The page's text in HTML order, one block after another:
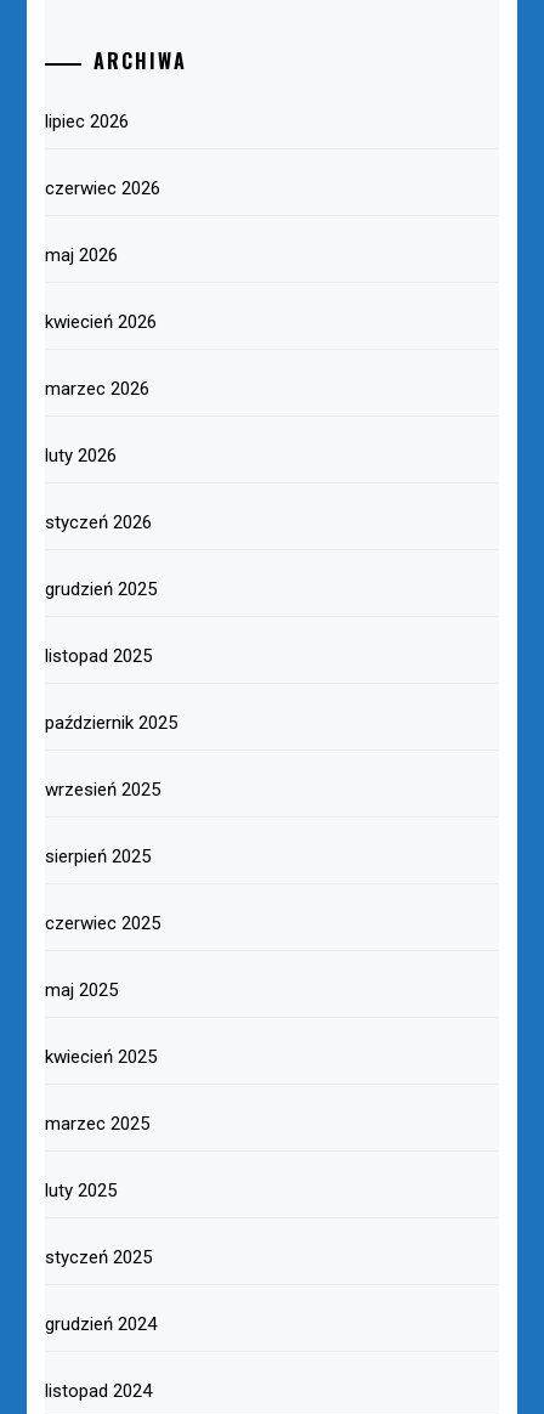
ARCHIWA
lipiec 2026
czerwiec 2026
maj 2026
kwiecień 2026
marzec 2026
luty 2026
styczeń 2026
grudzień 2025
listopad 2025
październik 2025
wrzesień 2025
sierpień 2025
czerwiec 2025
maj 2025
kwiecień 2025
marzec 2025
luty 2025
styczeń 2025
grudzień 2024
listopad 2024